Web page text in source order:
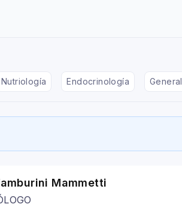
Nutriología Endocrinología General
Mammetti